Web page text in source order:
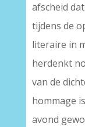
afscheid
tijdens de
literaire in
herdenkt
van de
hommage
avond